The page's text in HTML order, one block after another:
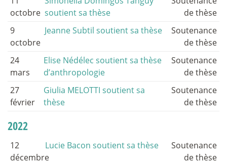
octobre soutient sa thèse
de thèse
9
octobre
Jeanne Subtil soutient sa thèse
Soutenance
de thèse
24
mars
Elise Nédélec soutient sa thèse
d’anthropologie
Soutenance
de thèse
27
février
Giulia MELOTTI soutient sa
thèse
Soutenance
de thèse
2022
12
décembre
Lucie Bacon soutient sa thèse
Soutenance
de thèse